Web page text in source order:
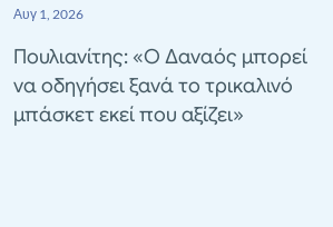
Αυγ 1, 2026
Πουλιανίτης: «Ο Δαναός μπορεί
να οδηγήσει ξανά το τρικαλινό
μπάσκετ εκεί που αξίζει»